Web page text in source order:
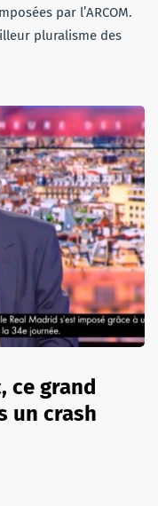
par l’ARCOM.
pluralisme des
ce grand
un crash